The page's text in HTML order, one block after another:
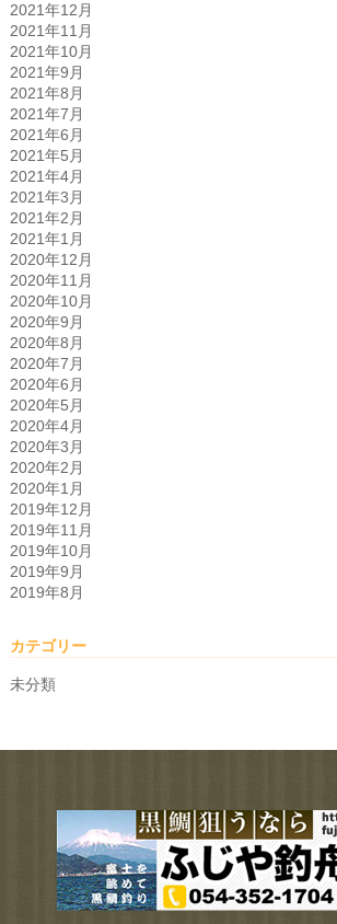
2021年12月
2021年11月
2021年10月
2021年9月
2021年8月
2021年7月
2021年6月
2021年5月
2021年4月
2021年3月
2021年2月
2021年1月
2020年12月
2020年11月
2020年10月
2020年9月
2020年8月
2020年7月
2020年6月
2020年5月
2020年4月
2020年3月
2020年2月
2020年1月
2019年12月
2019年11月
2019年10月
2019年9月
2019年8月
カテゴリー
未分類